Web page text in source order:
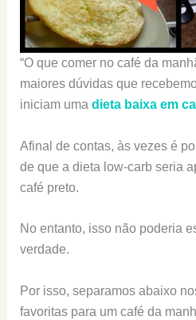
“O que comer no café da
maiores dúvidas que
iniciam uma dieta baixa em
Afinal de contas, às vezes é
de que a dieta low-carb seria
café preto.
No entanto, isso não poderia
verdade.
Por isso, separamos abaixo
favoritas para um café da